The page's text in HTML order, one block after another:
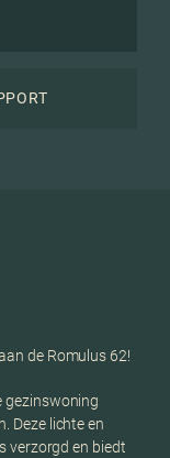
de Romulus 62!
gezinswoning
Deze lichte en
verzorgd en biedt